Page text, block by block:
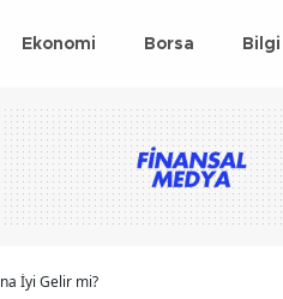
Ekonomi Borsa Bilgi
İyi Gelir mi?